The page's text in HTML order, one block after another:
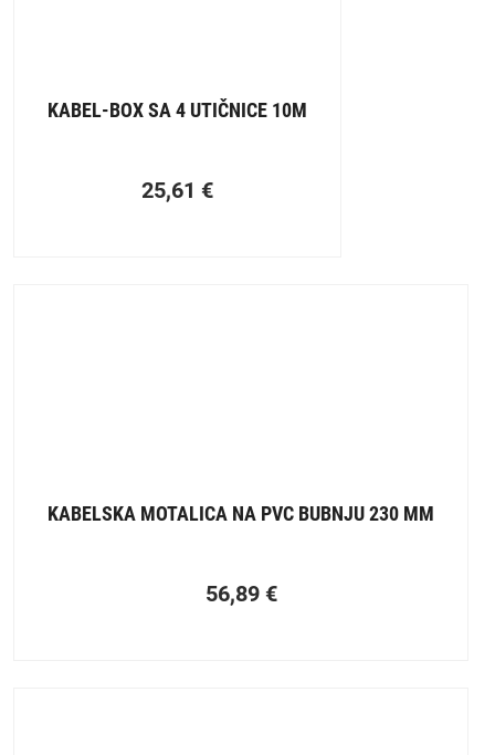
KABEL-BOX SA 4 UTIČNICE 10M
25,61 €
KABELSKA MOTALICA NA PVC BUBNJU 230 MM
56,89 €